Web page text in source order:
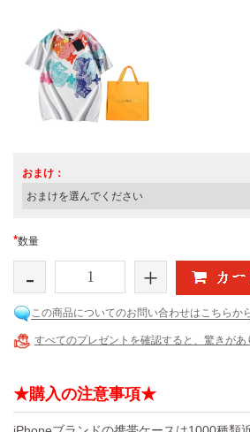
おまけ：
*数量
- +
この商品についてのお問い合わせはこちらか
すべてのプレゼントを確認すると、驚きがあ
★購入の注意事項★